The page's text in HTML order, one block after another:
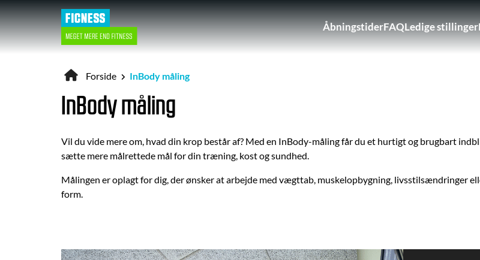
Gå
til
hovedindhold
Brugerkontomenu
ÅbningstiderFAQLedige stillinger
Brødkrumme
Forside InBody måling
InBody måling
Vil du vide mere om, hvad din krop består af? Med en InBody-måling får du et hurtigt og brugbart
sætte mere målrettede mål for din træning, kost og sundhed.
Målingen er oplagt for dig, der ønsker at arbejde med vægttab, muskelopbygning, livsstilsændringer
form.